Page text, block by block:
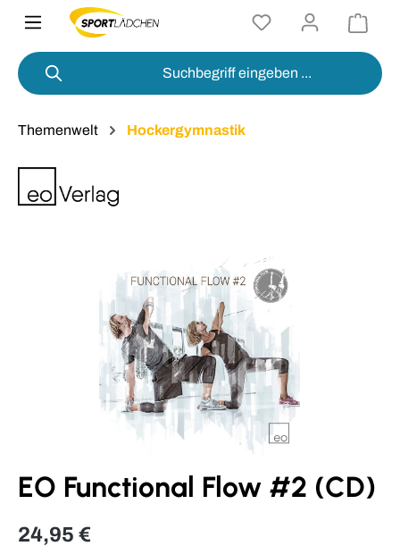
springen
Themenwelt Hockergymnastik
EO Functional Flow #2 (CD)
24,95 €